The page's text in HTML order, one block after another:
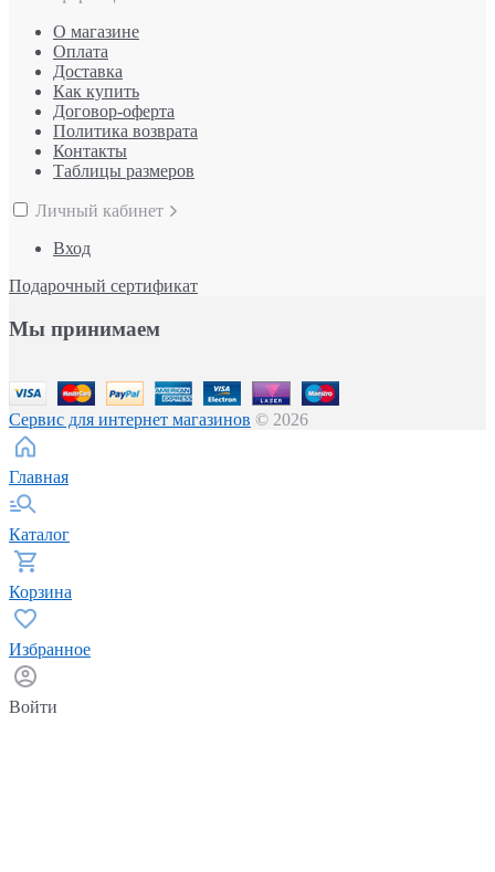
О магазине
Оплата
Доставка
Как купить
Договор-оферта
Политика возврата
Контакты
Таблицы размеров
Личный кабинет
Вход
Подарочный сертификат
Мы принимаем
Сервис для интернет магазинов © 2026
Главная
Каталог
Корзина
Избранное
Войти